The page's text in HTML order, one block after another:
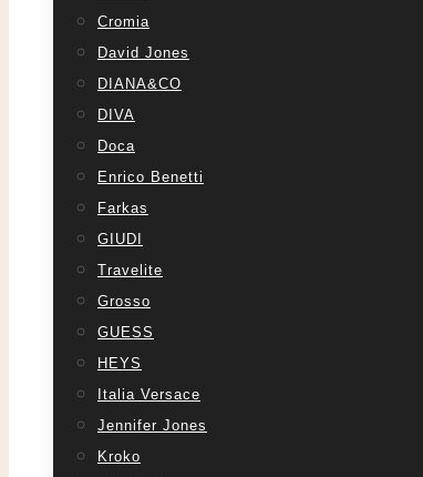
Cromia
David Jones
DIANA&CO
DIVA
Doca
Enrico Benetti
Farkas
GIUDI
Travelite
Grosso
GUESS
HEYS
Italia Versace
Jennifer Jones
Kroko